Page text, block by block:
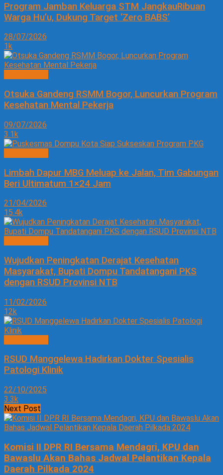
Program Jamban Keluarga STM JangkauRibuan
Warga Hu’u, Dukung Target ‘Zero BABS’
28/07/2026
1k
Otsuka Gandeng RSMM Bogor, Luncurkan Program
Kesehatan Mental Pekerja
09/07/2026
3.1k
Limbah Dapur MBG Meluap ke Jalan, Tim Gabungan
Beri Ultimatum 1×24 Jam
21/04/2026
15.4k
Wujudkan Peningkatan Derajat Kesehatan
Masyarakat, Bupati Dompu Tandatangani PKS
dengan RSUD Provinsi NTB
11/02/2026
12k
RSUD Manggelewa Hadirkan Dokter Spesialis
Patologi Klinik
22/10/2025
3.3k
Next Post
Komisi II DPR RI Bersama Mendagri, KPU dan
Bawaslu Akan Bahas Jadwal Pelantikan Kepala
Daerah Pilkada 2024